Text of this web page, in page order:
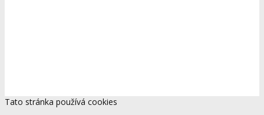
Tato stránka používá cookies